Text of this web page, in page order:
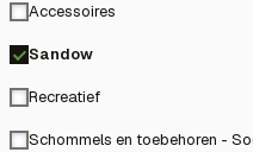
Accessoires
Sandow
Recreatief
Schommels en toebehoren -